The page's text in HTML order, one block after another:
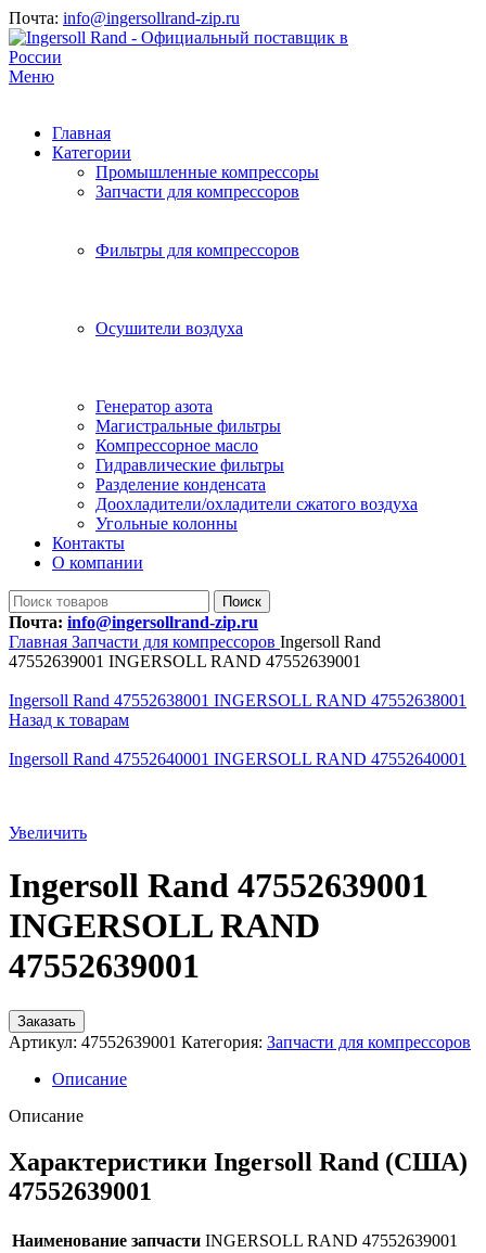
Почта: info@ingersollrand-zip.ru
Меню
Главная
Категории
Промышленные компрессоры
Запчасти для компрессоров
Фильтры для компрессоров
Осушители воздуха
Генератор азота
Магистральные фильтры
Компрессорное масло
Гидравлические фильтры
Разделение конденсата
Доохладители/охладители сжатого воздуха
Угольные колонны
Контакты
О компании
Поиск
Почта: info@ingersollrand-zip.ru
Главная Запчасти для компрессоров Ingersoll Rand
47552639001 INGERSOLL RAND 47552639001
Ingersoll Rand 47552638001 INGERSOLL RAND 47552638001
Назад к товарам
Ingersoll Rand 47552640001 INGERSOLL RAND 47552640001
Увеличить
Ingersoll Rand 47552639001
INGERSOLL RAND
47552639001
Заказать
Артикул: 47552639001 Категория: Запчасти для компрессоров
Описание
Описание
Характеристики Ingersoll Rand (США)
47552639001
Наименование запчасти INGERSOLL RAND 47552639001